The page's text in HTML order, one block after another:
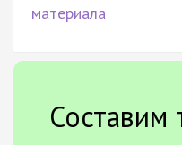
материала
Составим